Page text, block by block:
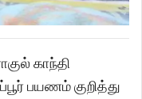
காந்தி
பயணம் குறித்து